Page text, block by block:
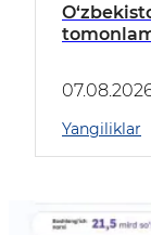
Yangiliklar